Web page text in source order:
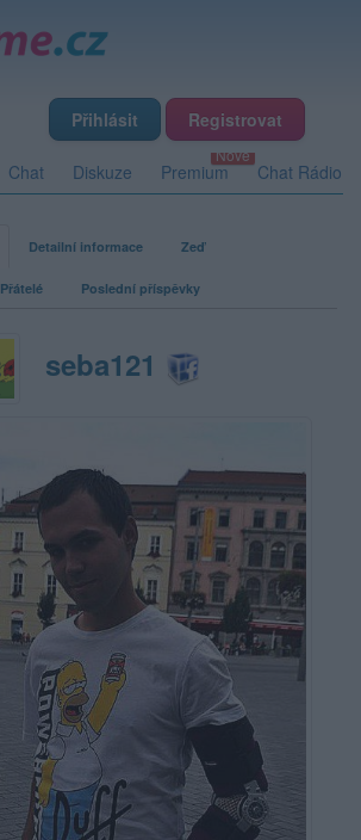
Přihlásit Registrovat
Chat Diskuze Premium Chat Rádio
Detailní informace Zeď
Přátelé Poslední příspěvky
seba121